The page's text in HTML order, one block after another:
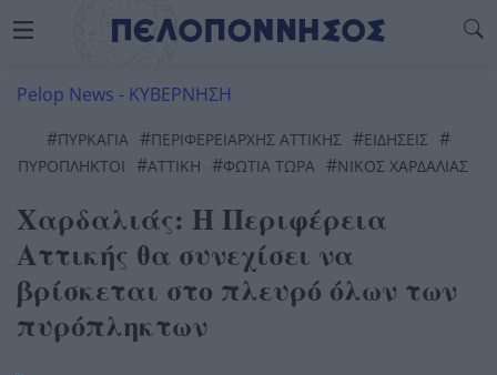
Pelop News - ΚΥΒΕΡΝΗΣΗ
#ΠΥΡΚΑΓΙΆ #ΠΕΡΙΦΕΡΕΙΑΡΧΗΣ ΑΤΤΙΚΗΣ #ΕΙΔΗΣΕΙΣ #
ΠΥΡΌΠΛΗΚΤΟΙ #ΑΤΤΙΚΉ #ΦΩΤΙΆ ΤΏΡΑ #ΝΊΚΟΣ ΧΑΡΔΑΛΙΆΣ
Χαρδαλιάς: Η Περιφέρεια
Αττικής θα συνεχίσει να
βρίσκεται στο πλευρό όλων των
πυρόπληκτων